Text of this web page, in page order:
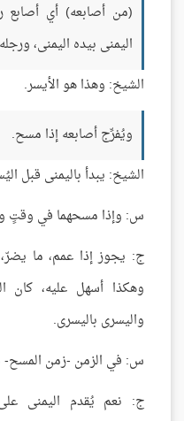
(من أصابعه) أي أصابع
اليمنى بيده اليمنى،
الشيخ: وهذا هو الأيسر.
ويُفرِّج أصابعه إذا مسح.
الشيخ: يبدأ باليمنى قبل
س: وإذا مسحهما في وقتٍ
ج: يجوز إذا عمم، ما يضرّ،
وهكذا أسهل عليه، كان
واليسرى باليسرى.
س: في الزمن -زمن المسح-
ج: نعم يُقدم اليمنى